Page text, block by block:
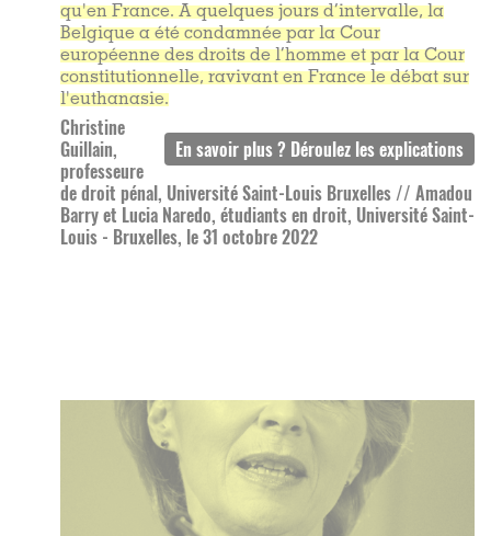
qu'en France. A quelques jours d’intervalle, la
Belgique a été condamnée par la Cour
européenne des droits de l’homme et par la Cour
constitutionnelle, ravivant en France le débat sur
l'euthanasie.
Christine
Guillain,
professeure
de droit pénal, Université Saint-Louis Bruxelles // Amadou
Barry et Lucia Naredo, étudiants en droit, Université Saint-
Louis - Bruxelles, le 31 octobre 2022